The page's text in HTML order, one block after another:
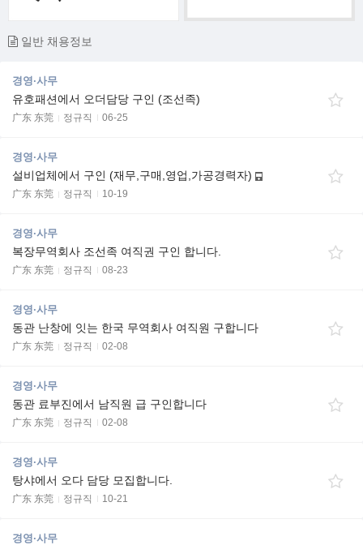
일반 채용정보
경영·사무
유호패션에서 오더담당 구인 (조선족)
广东 东莞 정규직 06-25
경영·사무
설비업체에서 구인 (재무,구매,영업,가공경력자)
广东 东莞 정규직 10-19
경영·사무
복장무역회사 조선족 여직권 구인 합니다.
广东 东莞 정규직 08-23
경영·사무
동관 난창에 잇는 한국 무역회사 여직원 구합니다
广东 东莞 정규직 02-08
경영·사무
동관 료부진에서 남직원 급 구인합니다
广东 东莞 정규직 02-08
경영·사무
탕샤에서 오다 담당 모집합니다.
广东 东莞 정규직 10-21
경영·사무